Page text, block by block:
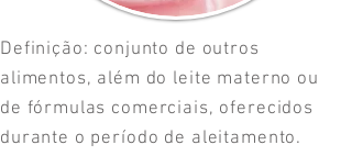
Definição: conjunto de outros
alimentos, além do leite materno ou
de fórmulas comerciais, oferecidos
durante o período de aleitamento.